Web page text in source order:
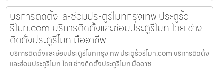
บริการติดตั้งและซ่อมประตูรีโมทกรุงเทพ ประตูรั้ว
รีโมท.com บริการติดตั้งและซ่อมประตูรีโมท โดย ช่าง
ติดตั้งประตูรีโมท มืออาชีพ
บริการติดตั้งและซ่อมประตูรีโมทกรุงเทพ ประตูรั้วรีโมท.com บริการติดตั้ง
และซ่อมประตูรีโมท โดย ช่างติดตั้งประตูรีโมท มืออาช